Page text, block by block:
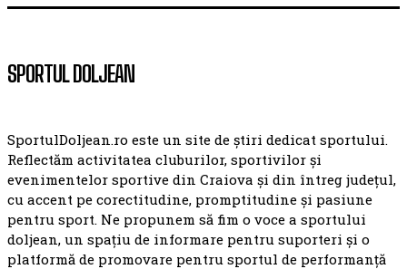
SPORTUL DOLJEAN
SportulDoljean.ro este un site de știri dedicat sportului.
Reflectăm activitatea cluburilor, sportivilor și
evenimentelor sportive din Craiova și din întreg județul,
cu accent pe corectitudine, promptitudine și pasiune
pentru sport. Ne propunem să fim o voce a sportului
doljean, un spațiu de informare pentru suporteri și o
platformă de promovare pentru sportul de performanță